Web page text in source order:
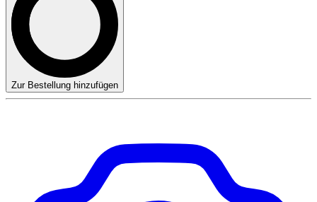
Zur Bestellung hinzufügen